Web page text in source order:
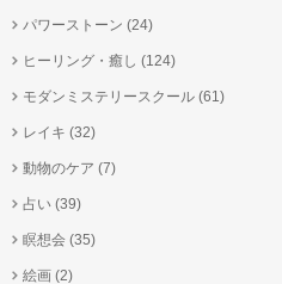
パワーストーン (24)
ヒーリング・癒し (124)
モダンミステリースクール (61)
レイキ (32)
動物のケア (7)
占い (39)
瞑想会 (35)
絵画 (2)